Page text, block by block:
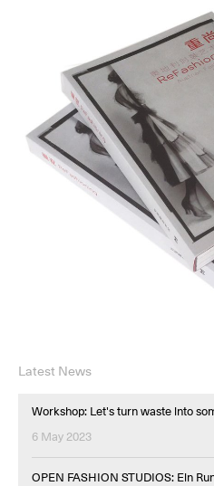
Latest News
Workshop: Let's turn waste into
6 May 2023
OPEN FASHION STUDIOS: Ein